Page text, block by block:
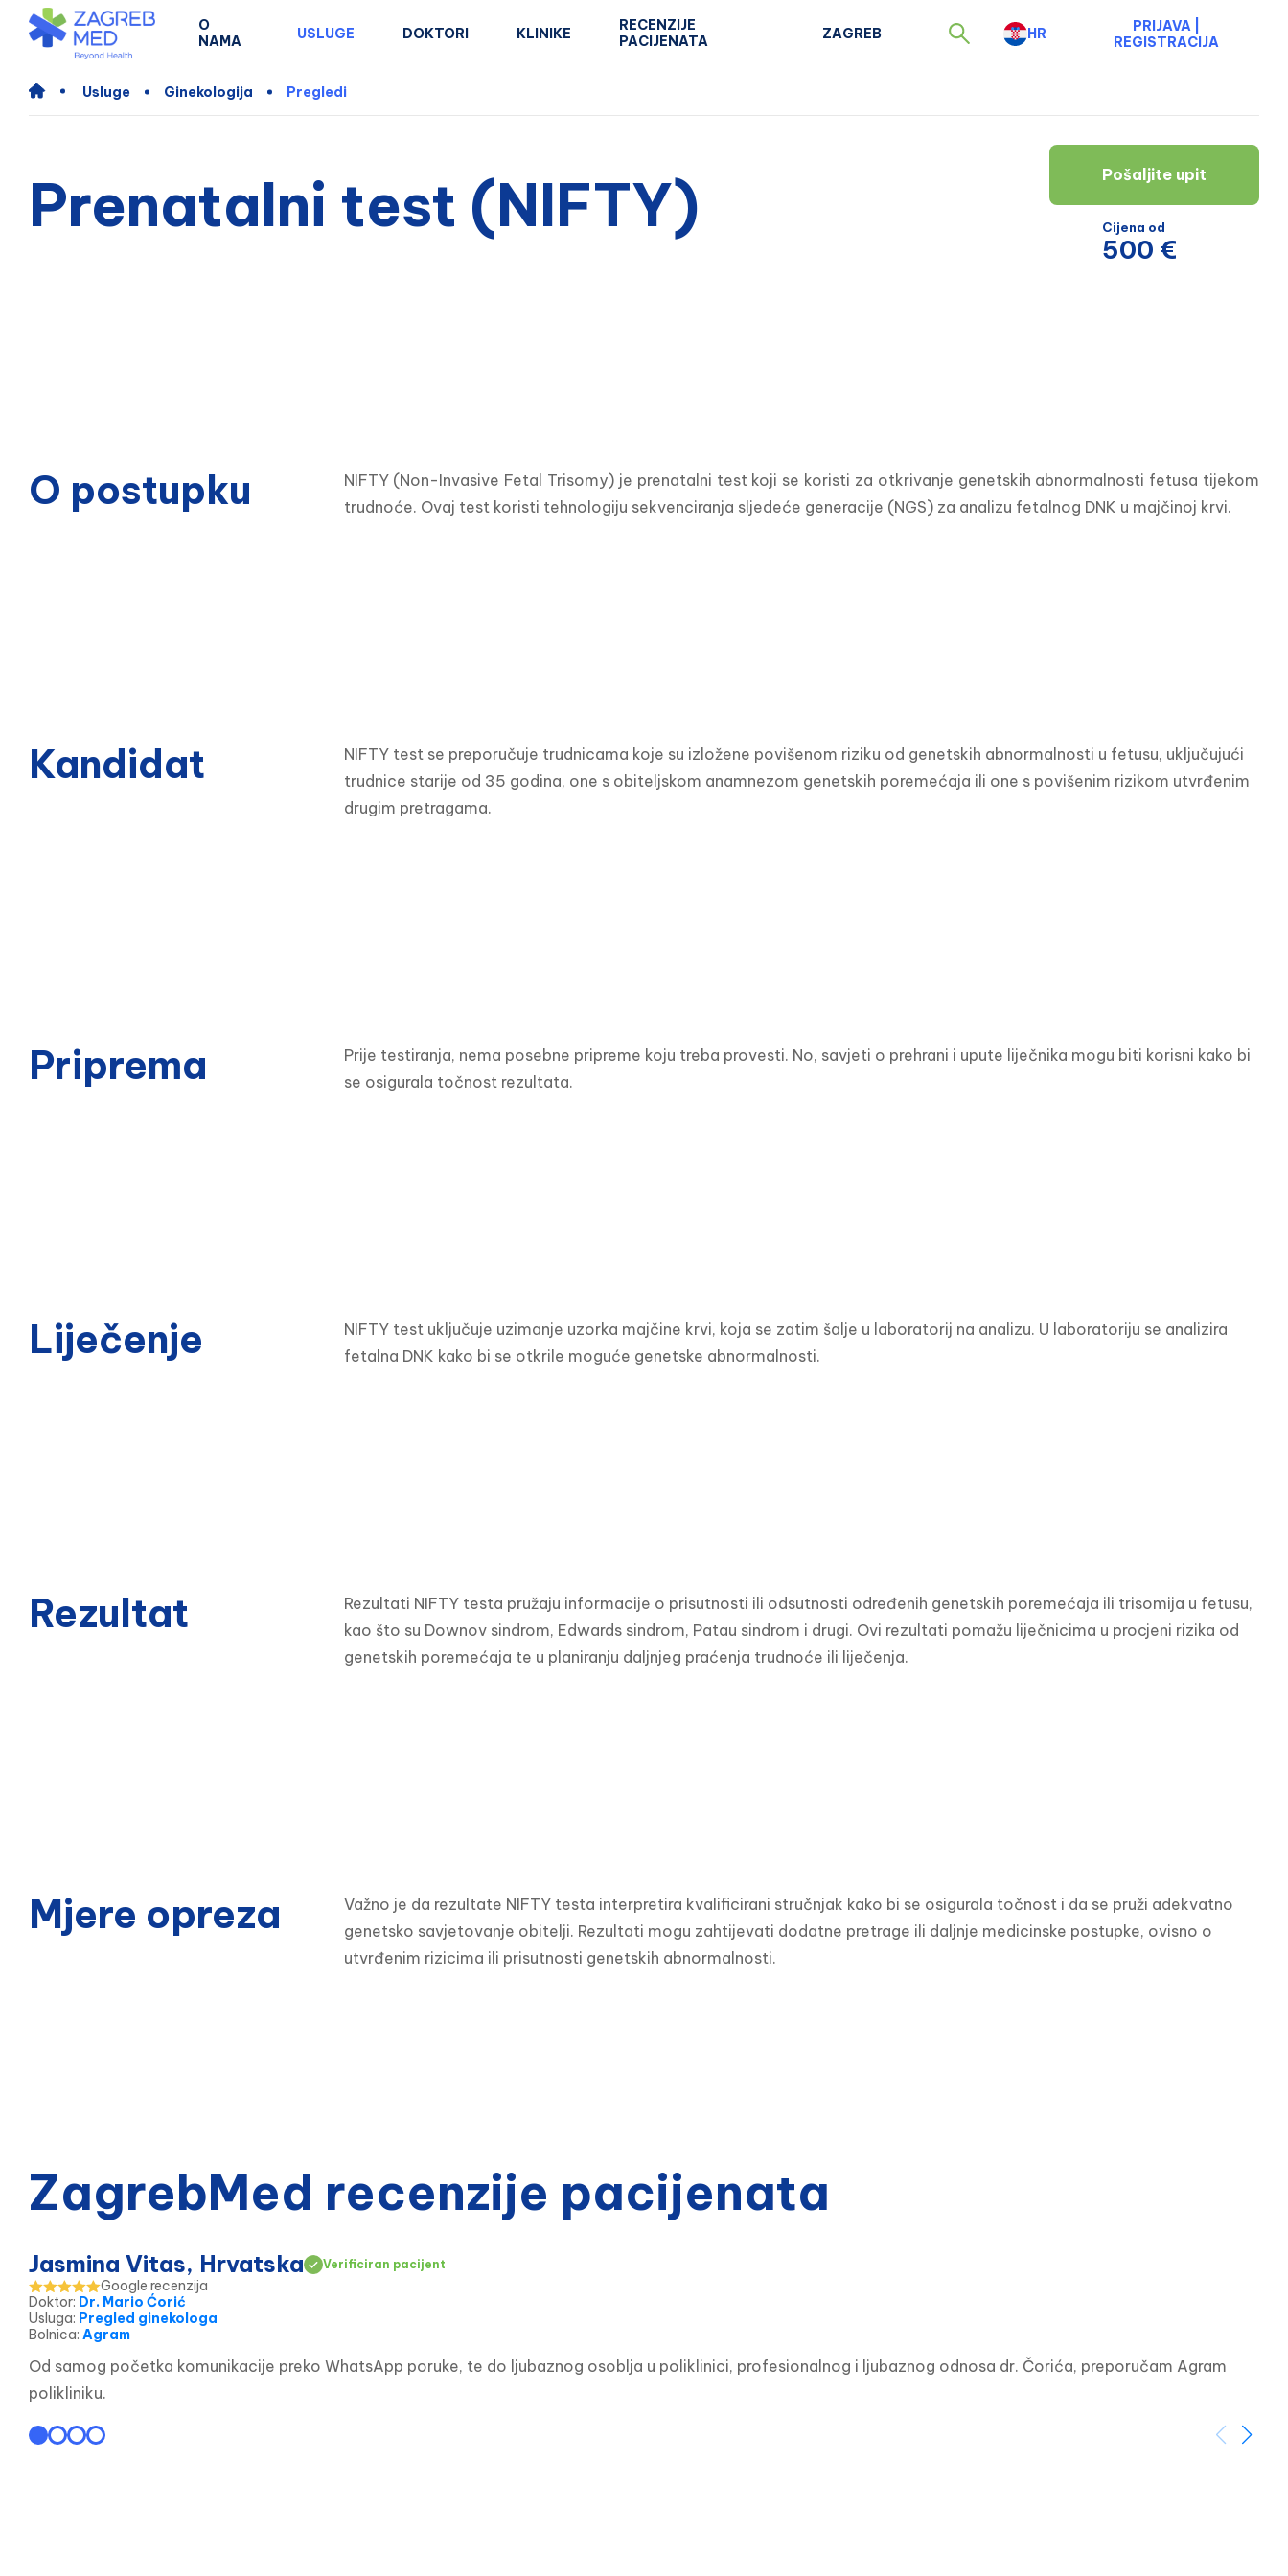
O
NAMA
USLUGE DOKTORI KLINIKE
RECENZIJE
PACIJENATA
ZAGREB HR PRIJAVA
REGISTRACIJA
Usluge Ginekologija Pregledi
Prenatalni test (NIFTY) Pošaljite upit
Cijena od
500 €
O postupku
NIFTY (Non-Invasive Fetal Trisomy) je prenatalni test koji se koristi za otkrivanje genetskih abnormalnosti fetusa tijekom
trudnoće. Ovaj test koristi tehnologiju sekvenciranja sljedeće generacije (NGS) za analizu fetalnog DNK u majčinoj krvi.
Kandidat
NIFTY test se preporučuje trudnicama koje su izložene povišenom riziku od genetskih abnormalnosti u fetusu, uključujući
trudnice starije od 35 godina, one s obiteljskom anamnezom genetskih poremećaja ili one s povišenim rizikom utvrđenim
drugim pretragama.
Priprema
Prije testiranja, nema posebne pripreme koju treba provesti. No, savjeti o prehrani i upute liječnika mogu biti korisni kako bi
se osigurala točnost rezultata.
Liječenje
NIFTY test uključuje uzimanje uzorka majčine krvi, koja se zatim šalje u laboratorij na analizu. U laboratoriju se analizira
fetalna DNK kako bi se otkrile moguće genetske abnormalnosti.
Rezultat
Rezultati NIFTY testa pružaju informacije o prisutnosti ili odsutnosti određenih genetskih poremećaja ili trisomija u fetusu,
kao što su Downov sindrom, Edwards sindrom, Patau sindrom i drugi. Ovi rezultati pomažu liječnicima u procjeni rizika od
genetskih poremećaja te u planiranju daljnjeg praćenja trudnoće ili liječenja.
Mjere opreza
Važno je da rezultate NIFTY testa interpretira kvalificirani stručnjak kako bi se osigurala točnost i da se pruži adekvatno
genetsko savjetovanje obitelji. Rezultati mogu zahtijevati dodatne pretrage ili daljnje medicinske postupke, ovisno o
utvrđenim rizicima ili prisutnosti genetskih abnormalnosti.
ZagrebMed recenzije pacijenata
Jasmina Vitas, Hrvatska Verificiran pacijent
Google recenzija
Doktor: Dr. Mario Ćorić
Usluga: Pregled ginekologa
Bolnica: Agram
Od samog početka komunikacije preko WhatsApp poruke, te do ljubaznog osoblja u poliklinici, profesionalnog i ljubaznog odnosa dr. Čorića, preporučam Agram
polikliniku.